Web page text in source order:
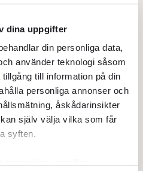
dina uppgifter
din personliga data,
använder teknologi såsom
till information på din
personliga annonser och
åskådarinsikter
själv välja vilka som får
syften.
fantasi och
Det är den verkliga
det till en plikt eller
sätt som ger
är att låta en abstrakt
saker kring våra